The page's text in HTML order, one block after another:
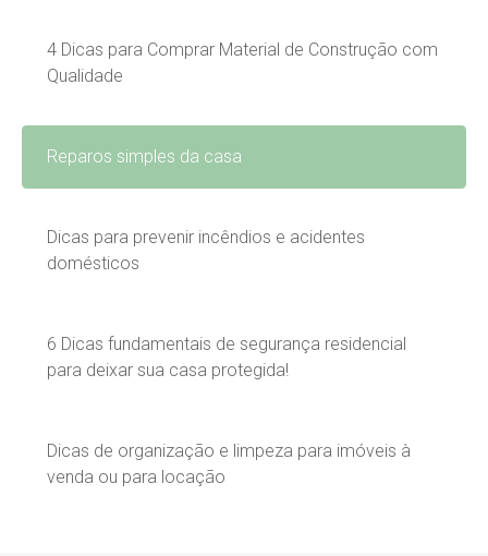
4 Dicas para Comprar Material de Construção com
Qualidade
Reparos simples da casa
Dicas para prevenir incêndios e acidentes
domésticos
6 Dicas fundamentais de segurança residencial
para deixar sua casa protegida!
Dicas de organização e limpeza para imóveis à
venda ou para locação